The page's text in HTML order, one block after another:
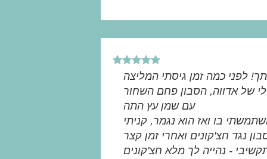
לפני כמה זמן גיסתי המליצה
של אדווה, הסבון פחם השחור
עם שמן עץ התה
בו ואז הוא נגמר, קניתי
נגד חצ'קונים ואחרי זמן קצר
- נהייה לך מלא חצ'קונים